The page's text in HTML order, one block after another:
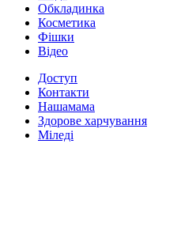
Обкладинка
Косметика
Фішки
Відео
Доступ
Контакти
Нашамама
Здорове харчування
Міледі